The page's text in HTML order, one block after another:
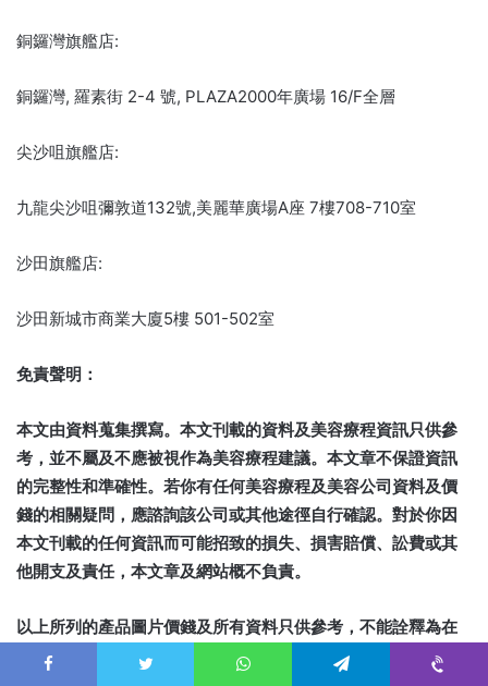
銅鑼灣旗艦店:
銅鑼灣, 羅素街 2-4 號, PLAZA2000年廣場 16/F全層
尖沙咀旗艦店:
九龍尖沙咀彌敦道132號,美麗華廣場A座 7樓708-710室
沙田旗艦店:
沙田新城市商業大廈5樓 501-502室
免責聲明：
本文由資料蒐集撰寫。本文刊載的資料及美容療程資訊只供參
考，並不屬及不應被視作為美容療程建議。本文章不保證資訊
的完整性和準確性。若你有任何美容療程及美容公司資料及價
錢的相關疑問，應諮詢該公司或其他途徑自行確認。對於你因
本文刊載的任何資訊而可能招致的損失、損害賠償、訟費或其
他開支及責任，本文章及網站概不負責。
以上所列的產品圖片價錢及所有資料只供參考，不能詮釋為在
香港以外提供或出售或遊說購買任何美容產品。有關美容產品